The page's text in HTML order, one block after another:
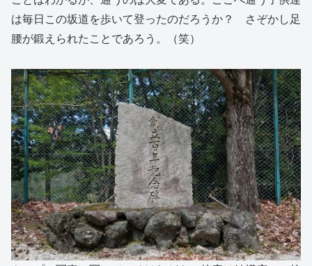
は毎日この坂道を歩いて登ったのだろうか？ さぞかし足
腰が鍛えられたことであろう。（笑）